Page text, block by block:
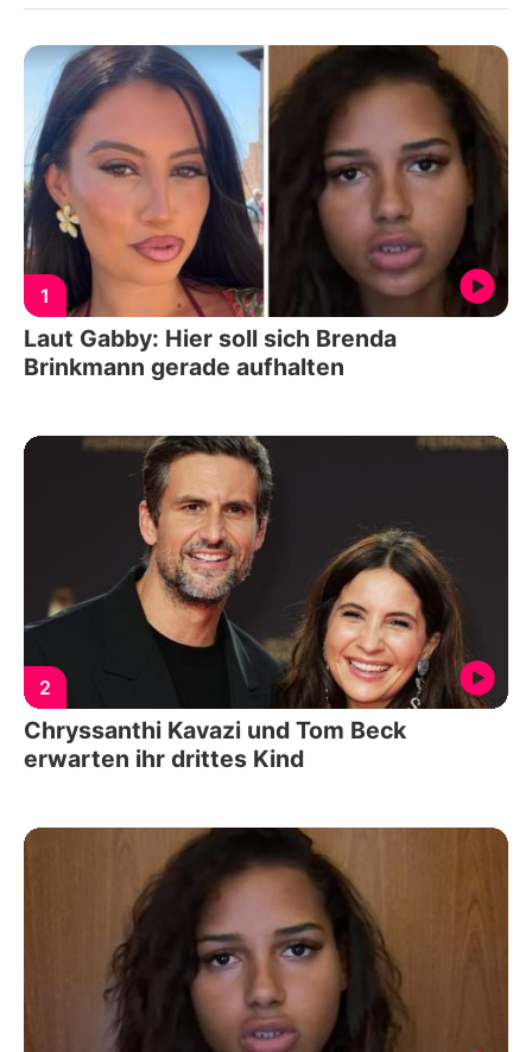
1
Laut Gabby: Hier soll sich Brenda
Brinkmann gerade aufhalten
2
Chryssanthi Kavazi und Tom Beck
erwarten ihr drittes Kind